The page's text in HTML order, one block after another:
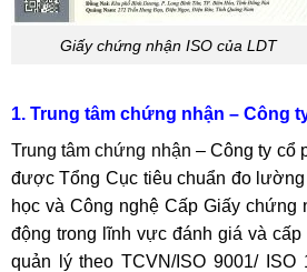
Giấy chứng nhận ISO của LDT
1. Trung tâm chứng nhận – Công
Trung tâm chứng nhận – Công ty cổ
được Tổng Cục tiêu chuẩn đo
học và Công nghệ Cấp Giấy chứng
động trong lĩnh vực đánh giá và
quản lý theo TCVN/ISO 9001/ ISO